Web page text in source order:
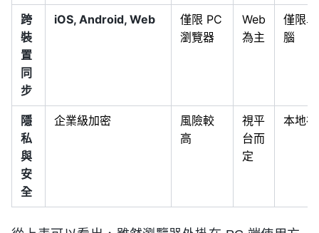
跨
裝
置
同
步
iOS, Android, Web
僅限 PC
瀏覽器
Web
為主
僅限
腦
隱
私
與
安
全
企業級加密
風險較
高
視平
台而
定
本地